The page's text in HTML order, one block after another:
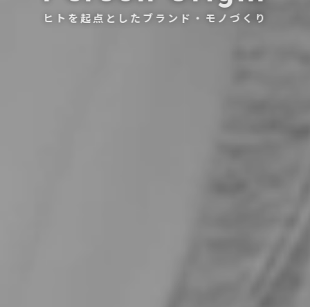
ヒトを起点としたブランド・モノづくり